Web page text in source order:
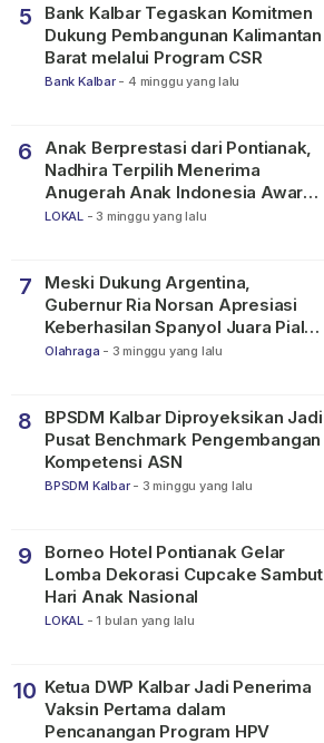
5
Bank Kalbar Tegaskan Komitmen
Dukung Pembangunan Kalimantan
Barat melalui Program CSR
Bank Kalbar - 4 minggu yang lalu
6
Anak Berprestasi dari Pontianak,
Nadhira Terpilih Menerima
Anugerah Anak Indonesia Awards
2026
LOKAL - 3 minggu yang lalu
7
Meski Dukung Argentina,
Gubernur Ria Norsan Apresiasi
Keberhasilan Spanyol Juara Piala
Dunia FIFA 2026
Olahraga - 3 minggu yang lalu
8
BPSDM Kalbar Diproyeksikan Jadi
Pusat Benchmark Pengembangan
Kompetensi ASN
BPSDM Kalbar - 3 minggu yang lalu
9
Borneo Hotel Pontianak Gelar
Lomba Dekorasi Cupcake Sambut
Hari Anak Nasional
LOKAL - 1 bulan yang lalu
10 Ketua DWP Kalbar Jadi Penerima
Vaksin Pertama dalam
Pencanangan Program HPV